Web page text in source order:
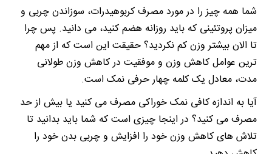
شما همه چیز را در مورد مصرف کربوهیدرات، سوزاندن چربی و
میزان پروتئینی که باید روزانه هضم کنید، می دانید. پس چرا
تا الان بیشتر وزن کم نکردید؟ حقیقت این است که از مهم
ترین عوامل کاهش وزن و موفقیت در کاهش وزن طولانی
مدت، معادل یک کلمه چهار حرفی نمک است.
آیا به اندازه کافی نمک خوراکی مصرف می کنید یا بیش از حد
مصرف می کنید؟ در اینجا چیزی است که شما باید بدانید تا
تلاش های کاهش وزن خود را افزایش و چربی بدن خود را